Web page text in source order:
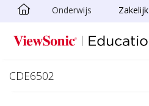
Ga naar hoofdinhoud
Onderwijs Zakelijk
CDE6502